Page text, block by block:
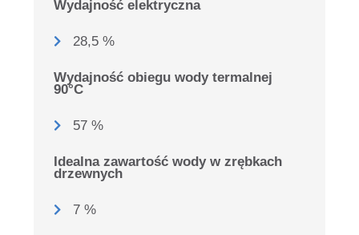
Wydajność elektryczna
28,5 %
Wydajność obiegu wody termalnej
90°C
57 %
Idealna zawartość wody w zrębkach
drzewnych
7 %